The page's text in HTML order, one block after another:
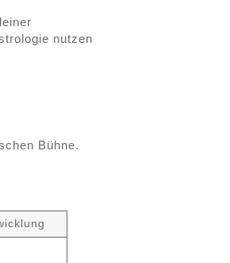
nutzen
Bühne.